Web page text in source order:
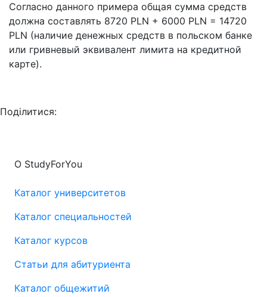
Согласно данного примера общая сумма средств
должна составлять 8720 PLN + 6000 PLN = 14720
PLN (наличие денежных средств в польском банке
или гривневый эквивалент лимита на кредитной
карте).
Поділитися:
О StudyForYou
Каталог университетов
Каталог специальностей
Каталог курсов
Статьи для абитуриента
Каталог общежитий